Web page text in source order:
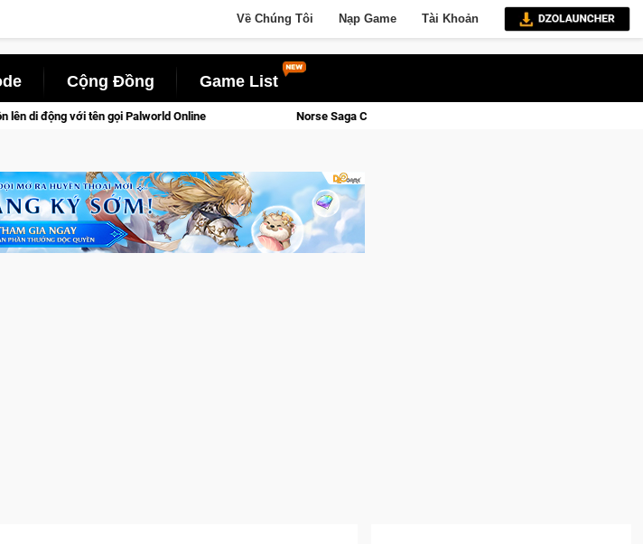
Về Chúng Tôi Nạp Game Tài Khoản
Cộng Đồng Game List
Norse Saga Chính Thức Mở Cửa Closed Beta Tại Việt Nam Từ 04 – 11/08/2026